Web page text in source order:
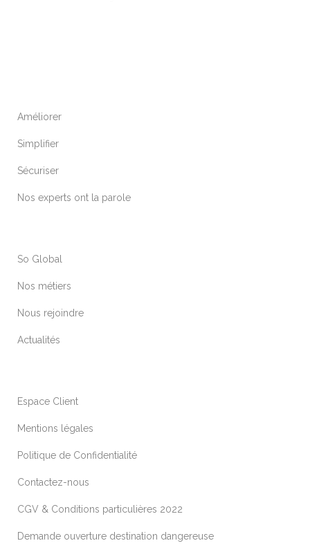
Améliorer
Simplifier
Sécuriser
Nos experts ont la parole
So Global
Nos métiers
Nous rejoindre
Actualités
Espace Client
Mentions légales
Politique de Confidentialité
Contactez-nous
CGV & Conditions particulières 2022
Demande ouverture destination dangereuse